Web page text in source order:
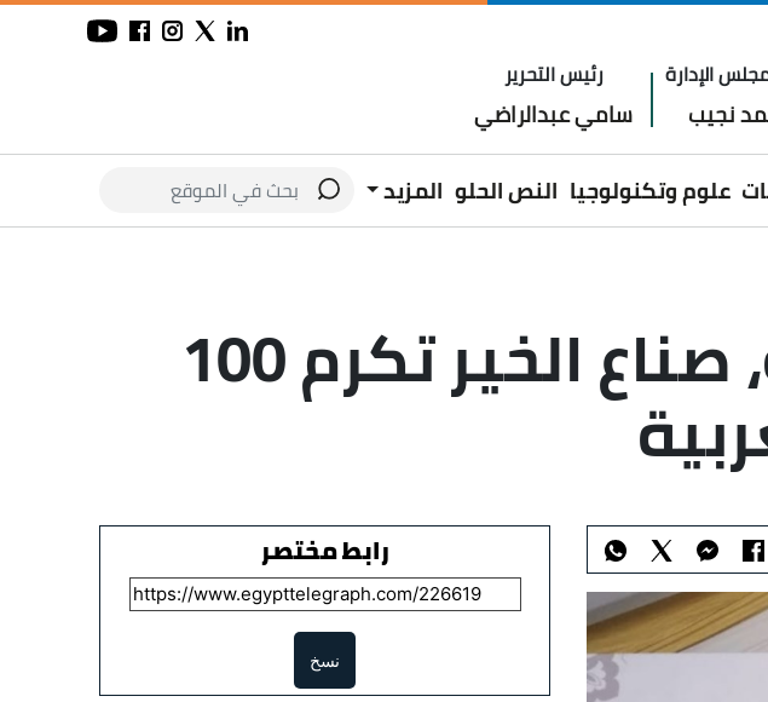
الإدارة
نجيب
رئيس التحرير
سامي عبدالراضي
علوم وتكنولوجيا النص الحلو المزيد
وسط أجواء احتفالية مبهجة، صناع الخير تكرم 100
رابط مختصر
نسخ